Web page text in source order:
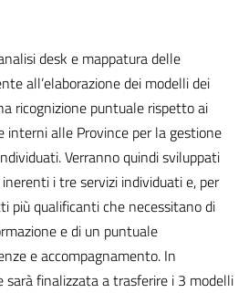
desk e mappatura delle
all’elaborazione dei modelli dei
ricognizione puntuale rispetto ai
interni alle Province per la gestione
Verranno quindi sviluppati
i tre servizi individuati e, per
più qualificanti che necessitano di
e di un puntuale
e accompagnamento. In
sarà finalizzata a trasferire i 3 modelli